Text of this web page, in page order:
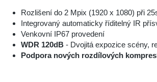
Rozlišení do 2 Mpix (1920 x 1080) při
Integrovaný automaticky říditelný IR
Venkovní IP67 provedení
WDR 120dB - Dvojitá expozice scény,
Podpora nových rozdílových